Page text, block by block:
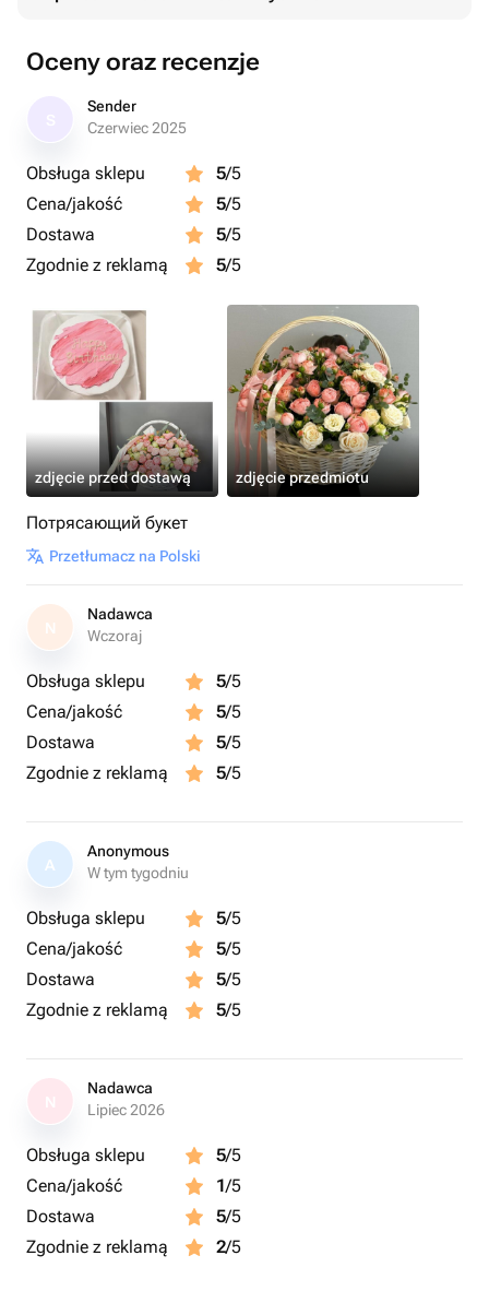
Oceny oraz recenzje
Sender
Czerwiec 2025
Obsługa sklepu 5/5
Cena/jakość
5/5
Dostawa
5/5
Zgodnie z reklamą
5/5
zdjęcie przed dostawą zdjęcie przedmiotu
Потрясающий букет
Przetłumacz na Polski
N
Nadawca
Wczoraj
Obsługa sklepu 5/5
Cena/jakość
5/5
Dostawa
5/5
Zgodnie z reklamą
5/5
A
Anonymous
W tym tygodniu
Obsługa sklepu 5/5
Cena/jakość
5/5
Dostawa
5/5
Zgodnie z reklamą
5/5
Nadawca
Lipiec 2026
Obsługa sklepu 5/5
Cena/jakość
1/5
Dostawa
5/5
Zgodnie z reklamą
2/5